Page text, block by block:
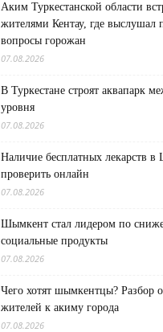
Аким Туркестанской области
жителями Кентау, где выслушал
вопросы горожан
07.08.2026
В Туркестане строят аквапарк
уровня
07.08.2026
Наличие бесплатных лекарств
проверить онлайн
07.08.2026
Шымкент стал лидером по
социальные продукты
07.08.2026
Чего хотят шымкентцы? Разбор
жителей к акиму города
07.08.2026